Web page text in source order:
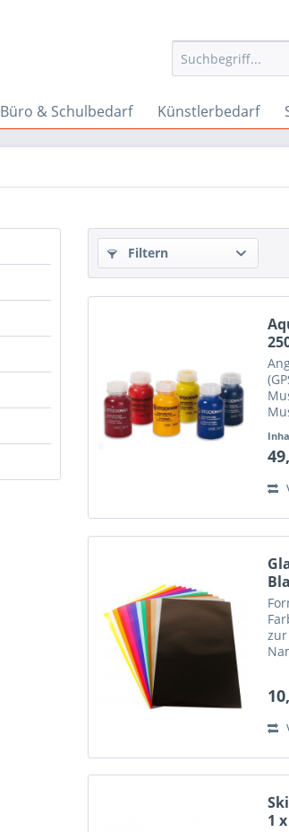
Büro & Schulbedarf Künstlerbedarf
Filtern
zur
0...
1